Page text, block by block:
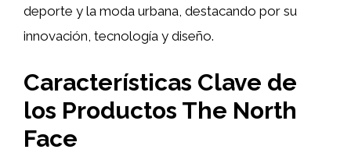
deporte y la moda urbana, destacando por su
innovación, tecnología y diseño.
Características Clave de
los Productos The North
Face